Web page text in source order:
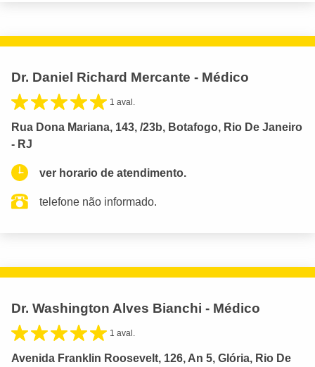
Dr. Daniel Richard Mercante - Médico
1 aval.
Rua Dona Mariana, 143, /23b, Botafogo, Rio De Janeiro
- RJ
ver horario de atendimento.
telefone não informado.
Dr. Washington Alves Bianchi - Médico
1 aval.
Avenida Franklin Roosevelt, 126, An 5, Glória, Rio De